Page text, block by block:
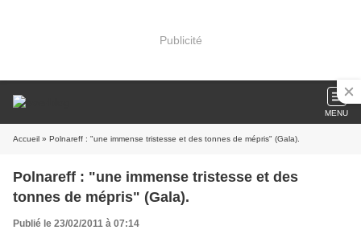
Publicité
MENU
Accueil » Polnareff : "une immense tristesse et des tonnes de mépris" (Gala).
Polnareff : "une immense tristesse et des
tonnes de mépris" (Gala).
Publié le 23/02/2011 à 07:14